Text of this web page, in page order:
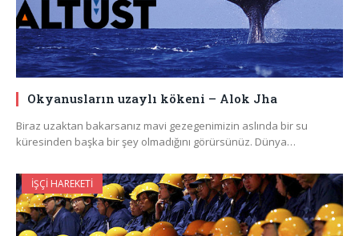
Okyanusların uzaylı kökeni – Alok Jha
Biraz uzaktan bakarsanız mavi gezegenimizin aslında bir su
küresinden başka bir şey olmadığını görürsünüz. Dünya…
İŞÇI HAREKETI